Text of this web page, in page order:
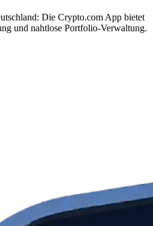
Die Crypto.com App bietet
und nahtlose Portfolio-Verwaltung.